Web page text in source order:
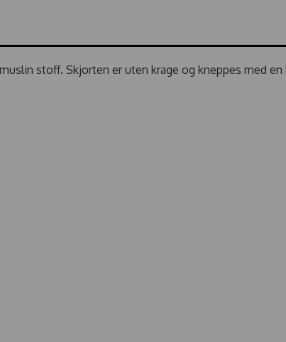
stoff. Skjorten er uten krage og kneppes med